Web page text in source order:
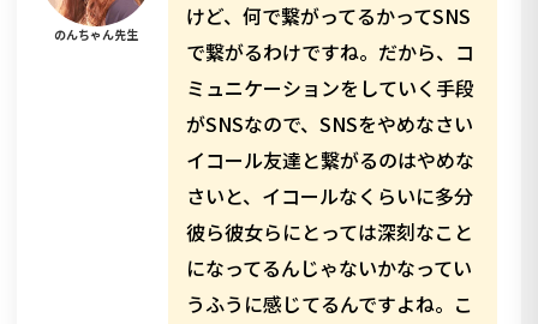
のんちゃん先生
けど、何で繋がってるかってSNS
で繋がるわけですね。だから、コ
ミュニケーションをしていく手段
がSNSなので、SNSをやめなさい
イコール友達と繋がるのはやめな
さいと、イコールなくらいに多分
彼ら彼女らにとっては深刻なこと
になってるんじゃないかなってい
うふうに感じてるんですよね。こ